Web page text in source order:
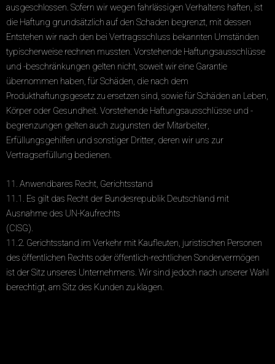
ausgeschlossen. Sofern wir wegen fahrlässigen Verhaltens haften, ist
die Haftung grundsätzlich auf den Schaden begrenzt, mit dessen
Entstehen wir nach den bei Vertragsschluss bekannten Umständen
typischerweise rechnen mussten. Vorstehende Haftungsausschlüsse
und -beschränkungen gelten nicht, soweit wir eine Garantie
übernommen haben, für Schäden, die nach dem
Produkthaftungsgesetz zu ersetzen sind, sowie für Schäden an Leben,
Körper oder Gesundheit. Vorstehende Haftungsausschlüsse und -
begrenzungen gelten auch zugunsten der Mitarbeiter,
Erfüllungsgehilfen und sonstiger Dritter, deren wir uns zur
Vertragserfüllung bedienen.
11. Anwendbares Recht, Gerichtsstand
11.1. Es gilt das Recht der Bundesrepublik Deutschland mit
Ausnahme des UN-Kaufrechts
(CISG).
11.2. Gerichtsstand im Verkehr mit Kaufleuten, juristischen Personen
des öffentlichen Rechts oder öffentlich-rechtlichen Sondervermögen
ist der Sitz unseres Unternehmens. Wir sind jedoch nach unserer Wahl
berechtigt, am Sitz des Kunden zu klagen.